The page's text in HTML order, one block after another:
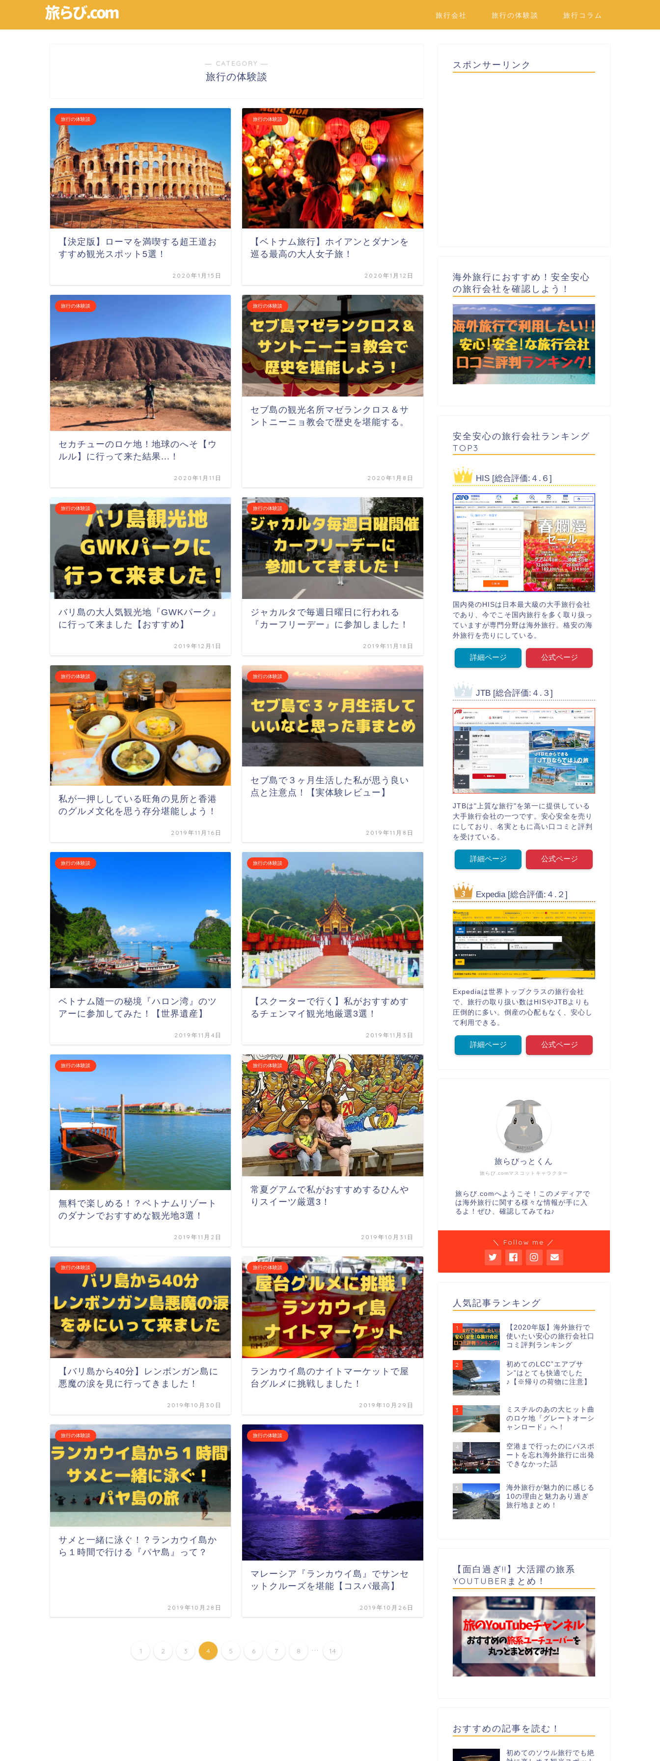
旅行会社 旅行の体験談 旅行コラム
― CATEGORY ―
旅行の体験談
旅行の体験談
【決定版】ローマを満喫する超王道お
すすめ観光スポット5選！
2020年1月15日
旅行の体験談
【ベトナム旅行】ホイアンとダナンを
巡る最高の大人女子旅！
2020年1月12日
旅行の体験談
セカチューのロケ地！地球のへそ【ウ
ルル】に行って来た結果...！
2020年1月11日
旅行の体験談
セブ島の観光名所マゼランクロス＆サ
ントニーニョ教会で歴史を堪能する。
2020年1月8日
旅行の体験談
バリ島の大人気観光地『GWKパーク』
に行って来ました【おすすめ】
2019年12月1日
旅行の体験談
ジャカルタで毎週日曜日に行われる
『カーフリーデー』に参加しました！
2019年11月18日
旅行の体験談
私が一押ししている旺角の見所と香港
のグルメ文化を思う存分堪能しよう！
2019年11月16日
旅行の体験談
セブ島で３ヶ月生活した私が思う良い
点と注意点！【実体験レビュー】
2019年11月8日
旅行の体験談
ベトナム随一の秘境『ハロン湾』のツ
アーに参加してみた！【世界遺産】
2019年11月4日
旅行の体験談
【スクーターで行く】私がおすすめす
るチェンマイ観光地厳選3選！
2019年11月3日
旅行の体験談
無料で楽しめる！？ベトナムリゾート
のダナンでおすすめな観光地3選！
2019年11月2日
旅行の体験談
常夏グアムで私がおすすめするひんや
りスイーツ厳選3！
2019年10月31日
旅行の体験談
【バリ島から40分】レンボンガン島に
悪魔の涙を見に行ってきました！
2019年10月30日
旅行の体験談
ランカウイ島のナイトマーケットで屋
台グルメに挑戦しました！
2019年10月29日
旅行の体験談
サメと一緒に泳ぐ！？ランカウイ島か
ら１時間で行ける『パヤ島』って？
2019年10月28日
旅行の体験談
マレーシア『ランカウイ島』でサンセ
ットクルーズを堪能【コスパ最高】
2019年10月26日
1 2 3 4 5 6 7 8 ... 14
スポンサーリンク
海外旅行におすすめ！安全安心
の旅行会社を確認しよう！
安全安心の旅行会社ランキング
TOP3
HIS [総合評価:４.６]
国内発のHISは日本最大級の大手旅行会社
であり、今でこそ国内旅行を多く取り扱っ
ていますが専門分野は海外旅行。格安の海
外旅行を売りにしている。
詳細ページ 公式ページ
JTB [総合評価:４.３]
JTBは"上質な旅行"を第一に提供している
大手旅行会社の一つです。安心安全を売り
にしており、名実ともに高い口コミと評判
を受けている。
詳細ページ 公式ページ
Expedia [総合評価:４.２]
Expediaは世界トップクラスの旅行会社
で、旅行の取り扱い数はHISやJTBよりも
圧倒的に多い。倒産の心配もなく、安心し
て利用できる。
詳細ページ 公式ページ
旅らび.comマスコットキャラクター
旅らびっとくん
旅らび.comへようこそ！このメディアで
は海外旅行に関する様々な情報が手に入
るよ！ぜひ、確認してみてね♪
＼ Follow me ／
人気記事ランキング
1
【2020年版】海外旅行で
使いたい安心の旅行会社口
コミ評判ランキング
2
初めてのLCC”エアプサ
ン”はとても快適でした
♪【※帰りの荷物に注意】
3
ミスチルのあの大ヒット曲
のロケ地『グレートオーシ
ャンロード』へ！
4
空港まで行ったのにパスポ
ートを忘れ海外旅行に出発
できなかった話
5
海外旅行が魅力的に感じる
10の理由と魅力あり過ぎ
旅行地まとめ！
【面白過ぎ!!】大活躍の旅系
YOUTUBERまとめ！
おすすめの記事を読む！
初めてのソウル旅行でも絶